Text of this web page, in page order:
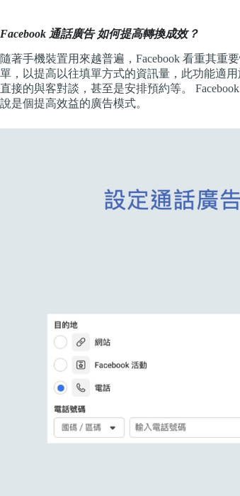
Facebook 通話廣告 如何提高轉換成效？
隨著手機裝置用來越普遍，Facebook 看重其重
單，以提高以往填單方式的資訊量，此功能適
直接的與客對談，甚至是安排預約等。
說是個提高效益的廣告模式。